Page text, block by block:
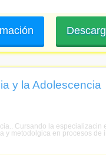
y la Adolescencia
Cursando la especializacin
y metodolgica en procesos de